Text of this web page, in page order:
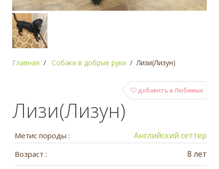
Главная Собаки в добрые руки Лизи(Лизун)
добавить в Любимые
Лизи(Лизун)
Метис породы : Английский сеттер
Возраст : 8 лет